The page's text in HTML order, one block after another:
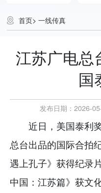
首页>一线传真
江苏广电总
国
发布日期：2026-
近日，美国泰利
总台出品的国际合拍
遇上孔子》获得纪录
中国：江苏篇》获文